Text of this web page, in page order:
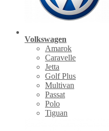
Volkswagen
Amarok
Caravelle
Jetta
Golf Plus
Multivan
Passat
Polo
Tiguan